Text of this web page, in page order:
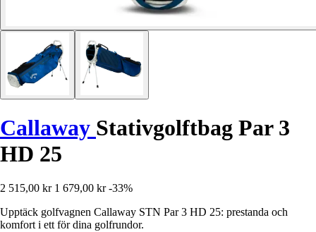
Callaway Stativgolftbag Par 3
HD 25
2 515,00 kr 1 679,00 kr -33%
Upptäck golfvagnen Callaway STN Par 3 HD 25: prestanda och
komfort i ett för dina golfrundor.